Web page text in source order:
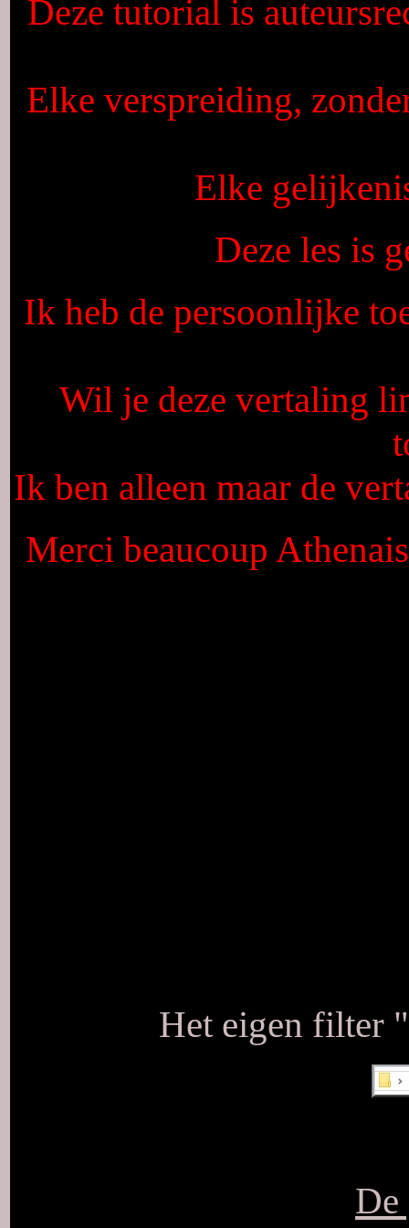
Deze tutorial is
Elke verspreiding,
Elke
Deze les is
Ik heb de persoonlijke
Wil je deze vertaling
Ik ben alleen maar de
Merci beaucoup
Het eigen filter
De